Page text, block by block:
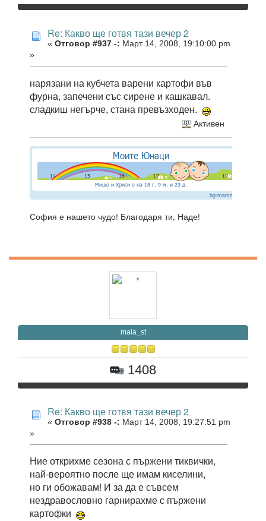
Re: Какво ще готвя тази вечер 2
« Отговор #937 -: Март 14, 2008, 19:10:00 pm
»
нарязани на кубчета варени картофи във
фурна, запечени със сирене и кашкавал.
сладкиш негърче, стана превъзходен.
Активен
София е нашето чудо! Благодаря ти, Наде!
maia_st
1408
Re: Какво ще готвя тази вечер 2
« Отговор #938 -: Март 14, 2008, 19:27:51 pm
»
Ние открихме сезона с пържени тиквички,
най-вероятно после ще имам киселини,
но ги обожавам! И за да е съвсем
нездравословно гарнирахме с пържени
картофки